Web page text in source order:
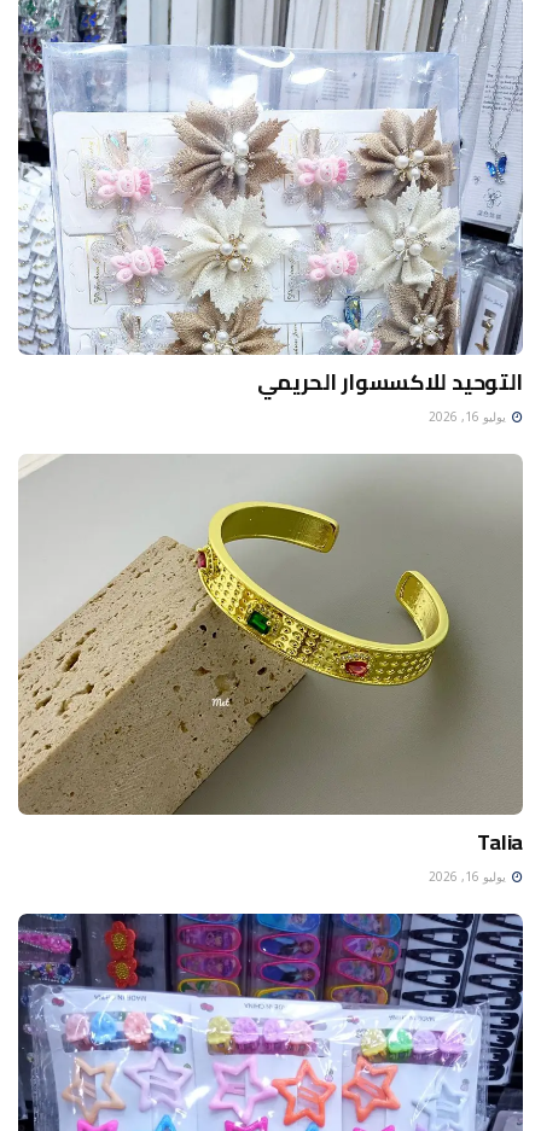
التوحيد للاكسسوار الحريمي
يوليو 16, 2026
Talia
يوليو 16, 2026